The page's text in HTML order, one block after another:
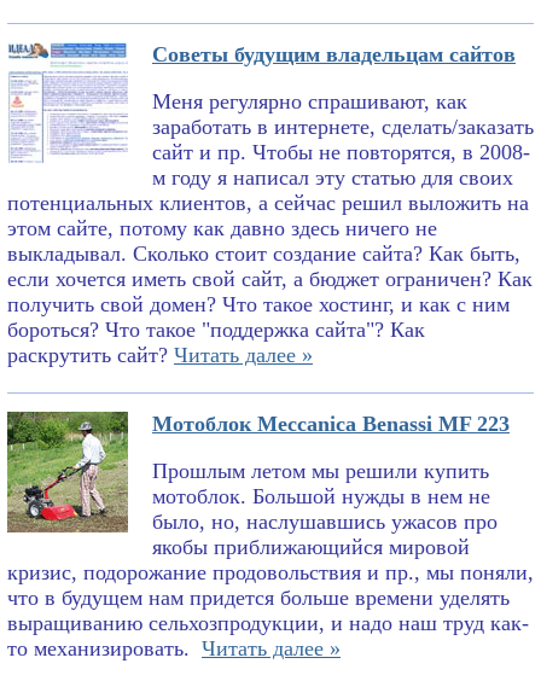
Советы будущим владельцам сайтов
Меня регулярно спрашивают, как
заработать в интернете, сделать/заказать
сайт и пр. Чтобы не повторятся, в 2008-
м году я написал эту статью для своих
потенциальных клиентов, а сейчас решил выложить на
этом сайте, потому как давно здесь ничего не
выкладывал. Сколько стоит создание сайта? Как быть,
если хочется иметь свой сайт, а бюджет ограничен? Как
получить свой домен? Что такое хостинг, и как с ним
бороться? Что такое "поддержка сайта"? Как
раскрутить сайт? Читать далее »
Мотоблок Meccanica Benassi MF 223
Прошлым летом мы решили купить
мотоблок. Большой нужды в нем не
было, но, наслушавшись ужасов про
якобы приближающийся мировой
кризис, подорожание продовольствия и пр., мы поняли,
что в будущем нам придется больше времени уделять
выращиванию сельхозпродукции, и надо наш труд как-
то механизировать. Читать далее »